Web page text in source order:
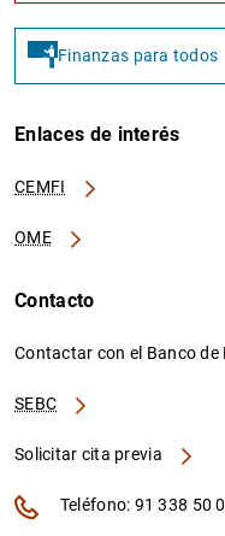
Finanzas para todos
Enlaces de interés
CEMFI
OME
Contacto
Contactar con el Banco de
SEBC
Solicitar cita previa
Teléfono: 91 338 50